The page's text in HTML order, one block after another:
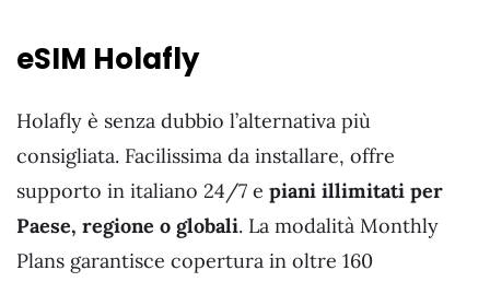
eSIM Holafly
Holafly è senza dubbio l’alternativa più
consigliata. Facilissima da installare, offre
supporto in italiano 24/7 e piani illimitati per
Paese, regione o globali. La modalità Monthly
Plans garantisce copertura in oltre 160